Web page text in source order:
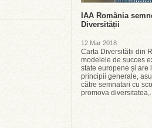
IAA România
Diversității
12 Mar 2018
Carta Diversității din
modelele de succes
state europene și are
principii generale,
către semnatari cu
promova